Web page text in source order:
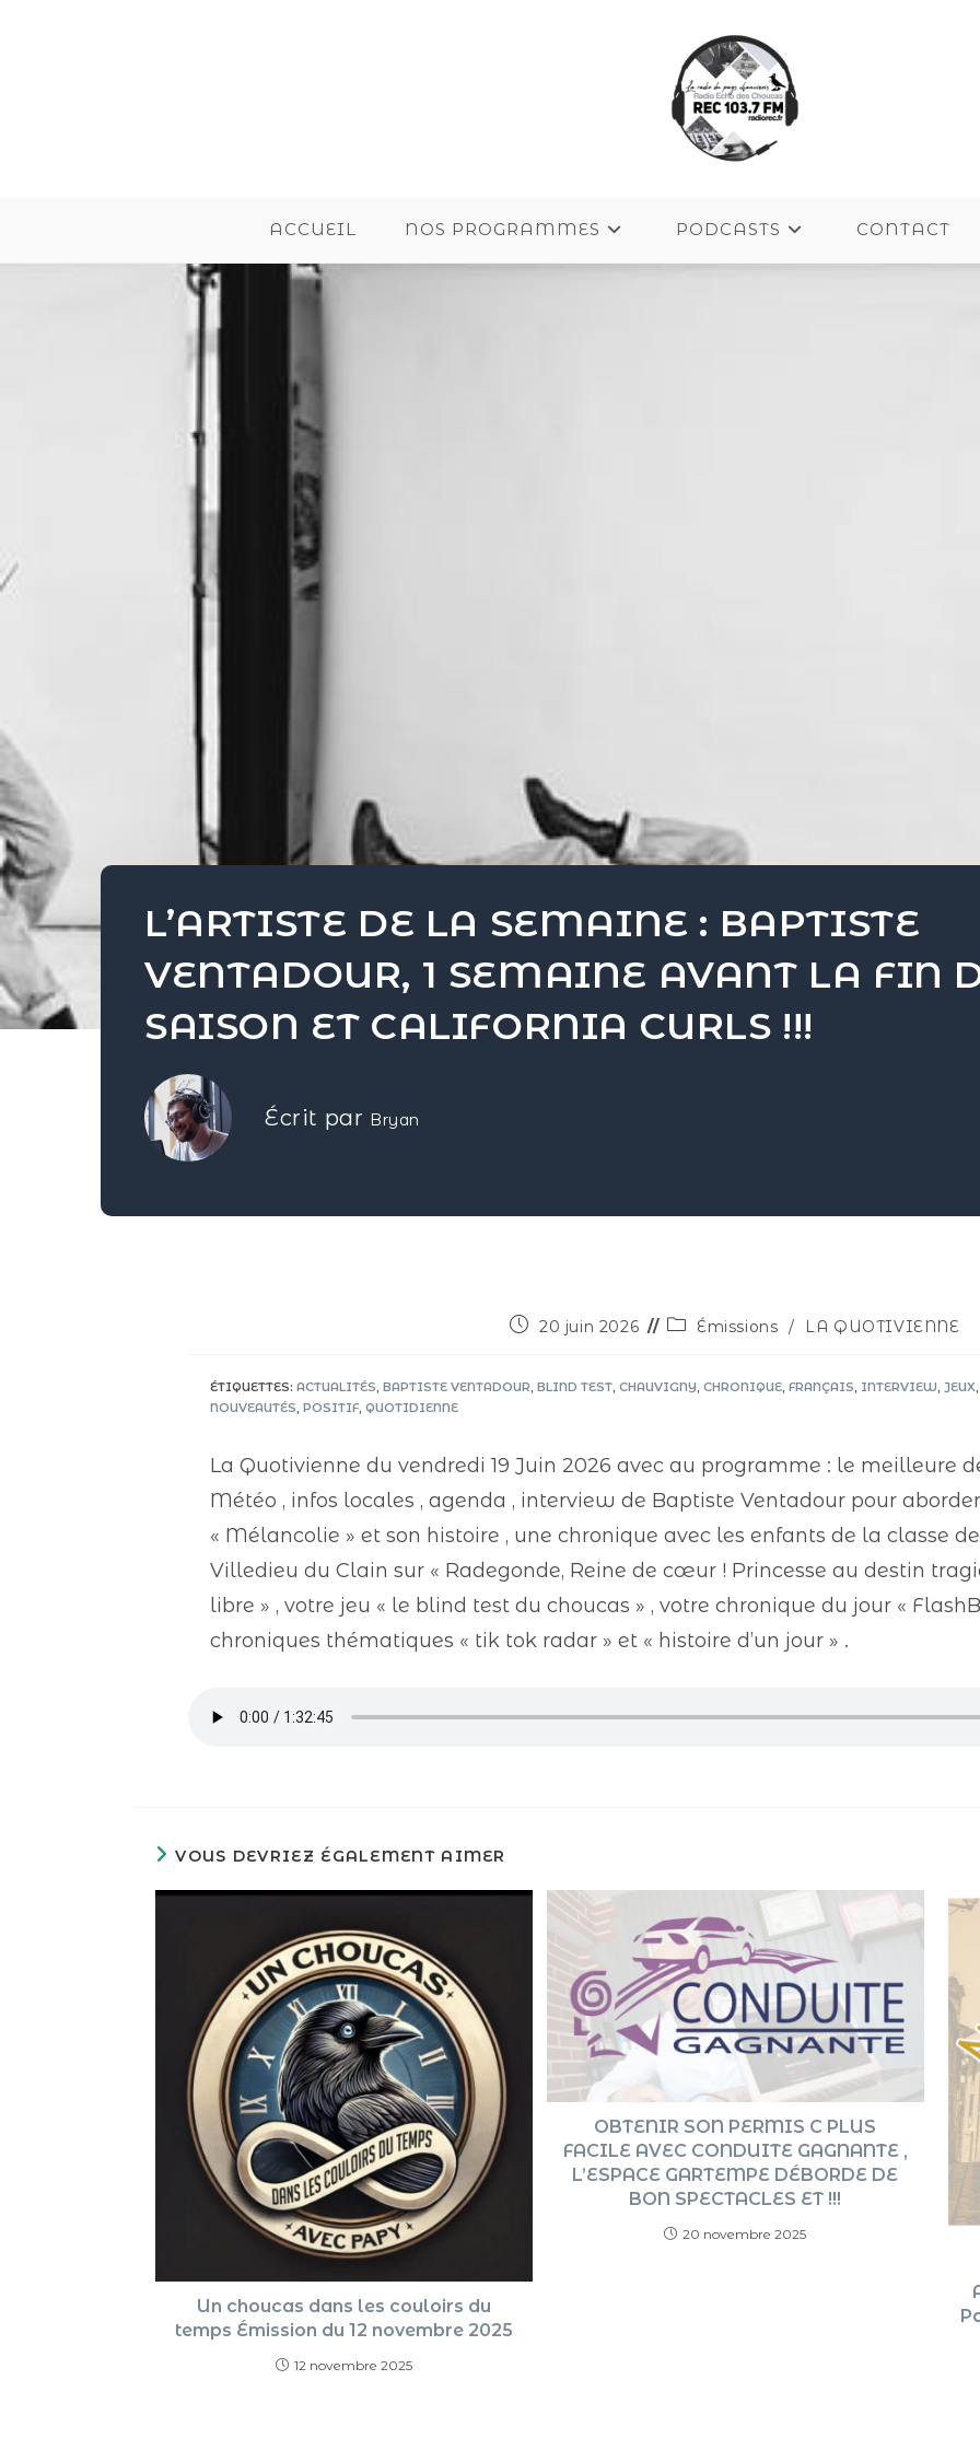
ACCUEIL NOS PROGRAMMES PODCASTS CONTACT
L’ARTISTE DE LA SEMAINE : BAPTISTE
VENTADOUR, 1 SEMAINE AVANT LA FIN
SAISON ET CALIFORNIA CURLS !!!
Écrit par Bryan
20 juin 2026 Émissions / LA QUOTIVIENNE
ÉTIQUETTES: ACTUALITÉS, BAPTISTE VENTADOUR, BLIND TEST, CHAUVIGNY, CHRONIQUE, FRANÇAIS, INTERVIEW, JEUX,
NOUVEAUTÉS, POSITIF, QUOTIDIENNE
La Quotivienne du vendredi 19 Juin 2026 avec au programme : le meilleure
Météo , infos locales , agenda , interview de Baptiste Ventadour pour
« Mélancolie » et son histoire , une chronique avec les enfants de la classe
Villedieu du Clain sur « Radegonde, Reine de cœur ! Princesse au destin
libre » , votre jeu « le blind test du choucas » , votre chronique du jour «
chroniques thématiques « tik tok radar » et « histoire d’un jour » .
VOUS DEVRIEZ ÉGALEMENT AIMER
Un choucas dans les couloirs du
temps Émission du 12 novembre 2025
12 novembre 2025
OBTENIR SON PERMIS C PLUS
FACILE AVEC CONDUITE GAGNANTE ,
L’ESPACE GARTEMPE DÉBORDE DE
BON SPECTACLES ET !!!
20 novembre 2025